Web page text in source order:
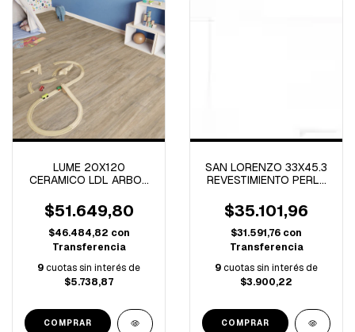
LUME 20X120
CERAMICO LDL ARBOL
$51.649,80
$46.484,82 con
Transferencia
9cuotas sin interés de
$5.738,87
SAN LORENZO 33X45.3
REVESTIMIENTO PERLA
-2.24M/C
$35.101,96
$31.591,76 con
Transferencia
9cuotas sin interés de
$3.900,22